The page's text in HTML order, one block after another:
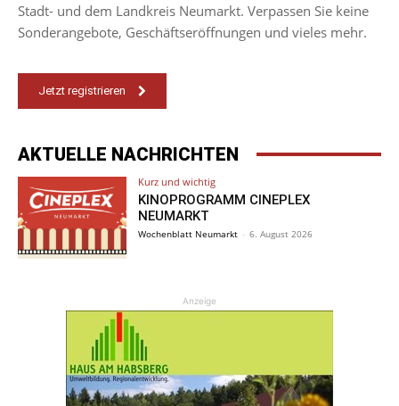
Stadt- und dem Landkreis Neumarkt. Verpassen Sie keine
Sonderangebote, Geschäftseröffnungen und vieles mehr.
Jetzt registrieren
AKTUELLE NACHRICHTEN
Kurz und wichtig
KINOPROGRAMM CINEPLEX
NEUMARKT
Wochenblatt Neumarkt - 6. August 2026
Anzeige